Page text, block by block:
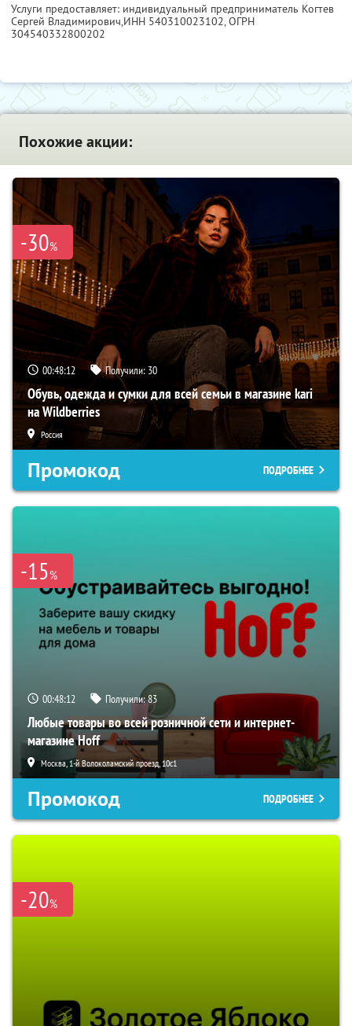
Услуги предоставляет: индивидуальный предприниматель Когтев
Сергей Владимирович,ИНН 540310023102, ОГРН
304540332800202
Похожие акции:
-30%
00:48:11 Получили: 30
Обувь, одежда и сумки для всей семьи в магазине kari
на Wildberries
Россия
Промокод ПОДРОБНЕЕ
-15%
00:48:11 Получили:83
Любые товары во всей розничной сети и интернет-
магазине Hoff
Москва, 1-й Волоколамский проезд, 10с1
Промокод ПОДРОБНЕЕ
-20%